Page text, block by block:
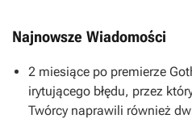
Najnowsze Wiadomości
2 miesiące po premierze
irytującego błędu, przez
Twórcy naprawili również